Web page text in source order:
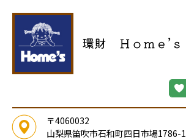
環財 Ｈｏｍｅ’ｓ
〒4060032
山梨県笛吹市石和町四日市場1786-1